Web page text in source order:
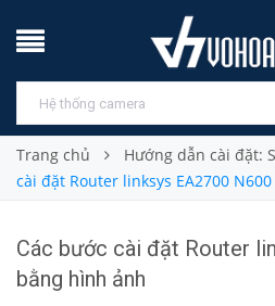
Trang chủ Hướng dẫn cài đặt:
cài đặt Router linksys EA2700
Các bước cài đặt Router
bằng hình ảnh